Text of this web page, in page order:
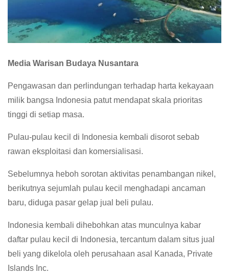
Media Warisan Budaya Nusantara
Pengawasan dan perlindungan terhadap harta kekayaan
milik bangsa Indonesia patut mendapat skala prioritas
tinggi di setiap masa.
Pulau-pulau kecil di Indonesia kembali disorot sebab
rawan eksploitasi dan komersialisasi.
Sebelumnya heboh sorotan aktivitas penambangan nikel,
berikutnya sejumlah pulau kecil menghadapi ancaman
baru, diduga pasar gelap jual beli pulau.
Indonesia kembali dihebohkan atas munculnya kabar
daftar pulau kecil di Indonesia, tercantum dalam situs jual
beli yang dikelola oleh perusahaan asal Kanada, Private
Islands Inc.